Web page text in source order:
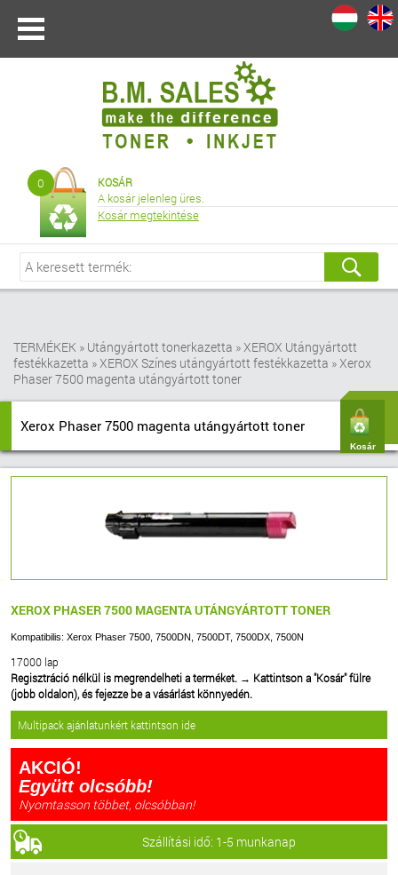
Kosár
0 KOSÁR
A kosár jelenleg üres.
Kosár megtekintése
TERMÉKEK » Utángyártott tonerkazetta »XEROX Utángyártott
festékkazetta »XEROX Színes utángyártott festékkazetta »Xerox
Phaser 7500 magenta utángyártott toner
Xerox Phaser 7500 magenta utángyártott toner
XEROX PHASER 7500 MAGENTA UTÁNGYÁRTOTT TONER
Kompatibilis: Xerox Phaser 7500, 7500DN, 7500DT, 7500DX, 7500N
17000 lap
Regisztráció nélkül is megrendelheti a terméket. → Kattintson a "Kosár" fülre
(jobb oldalon), és fejezze be a vásárlást könnyedén.
Multipack ajánlatunkért kattintson ide
AKCIÓ!
Együtt olcsóbb!
Nyomtasson többet, olcsóbban!
Szállítási idő: 1-5 munkanap